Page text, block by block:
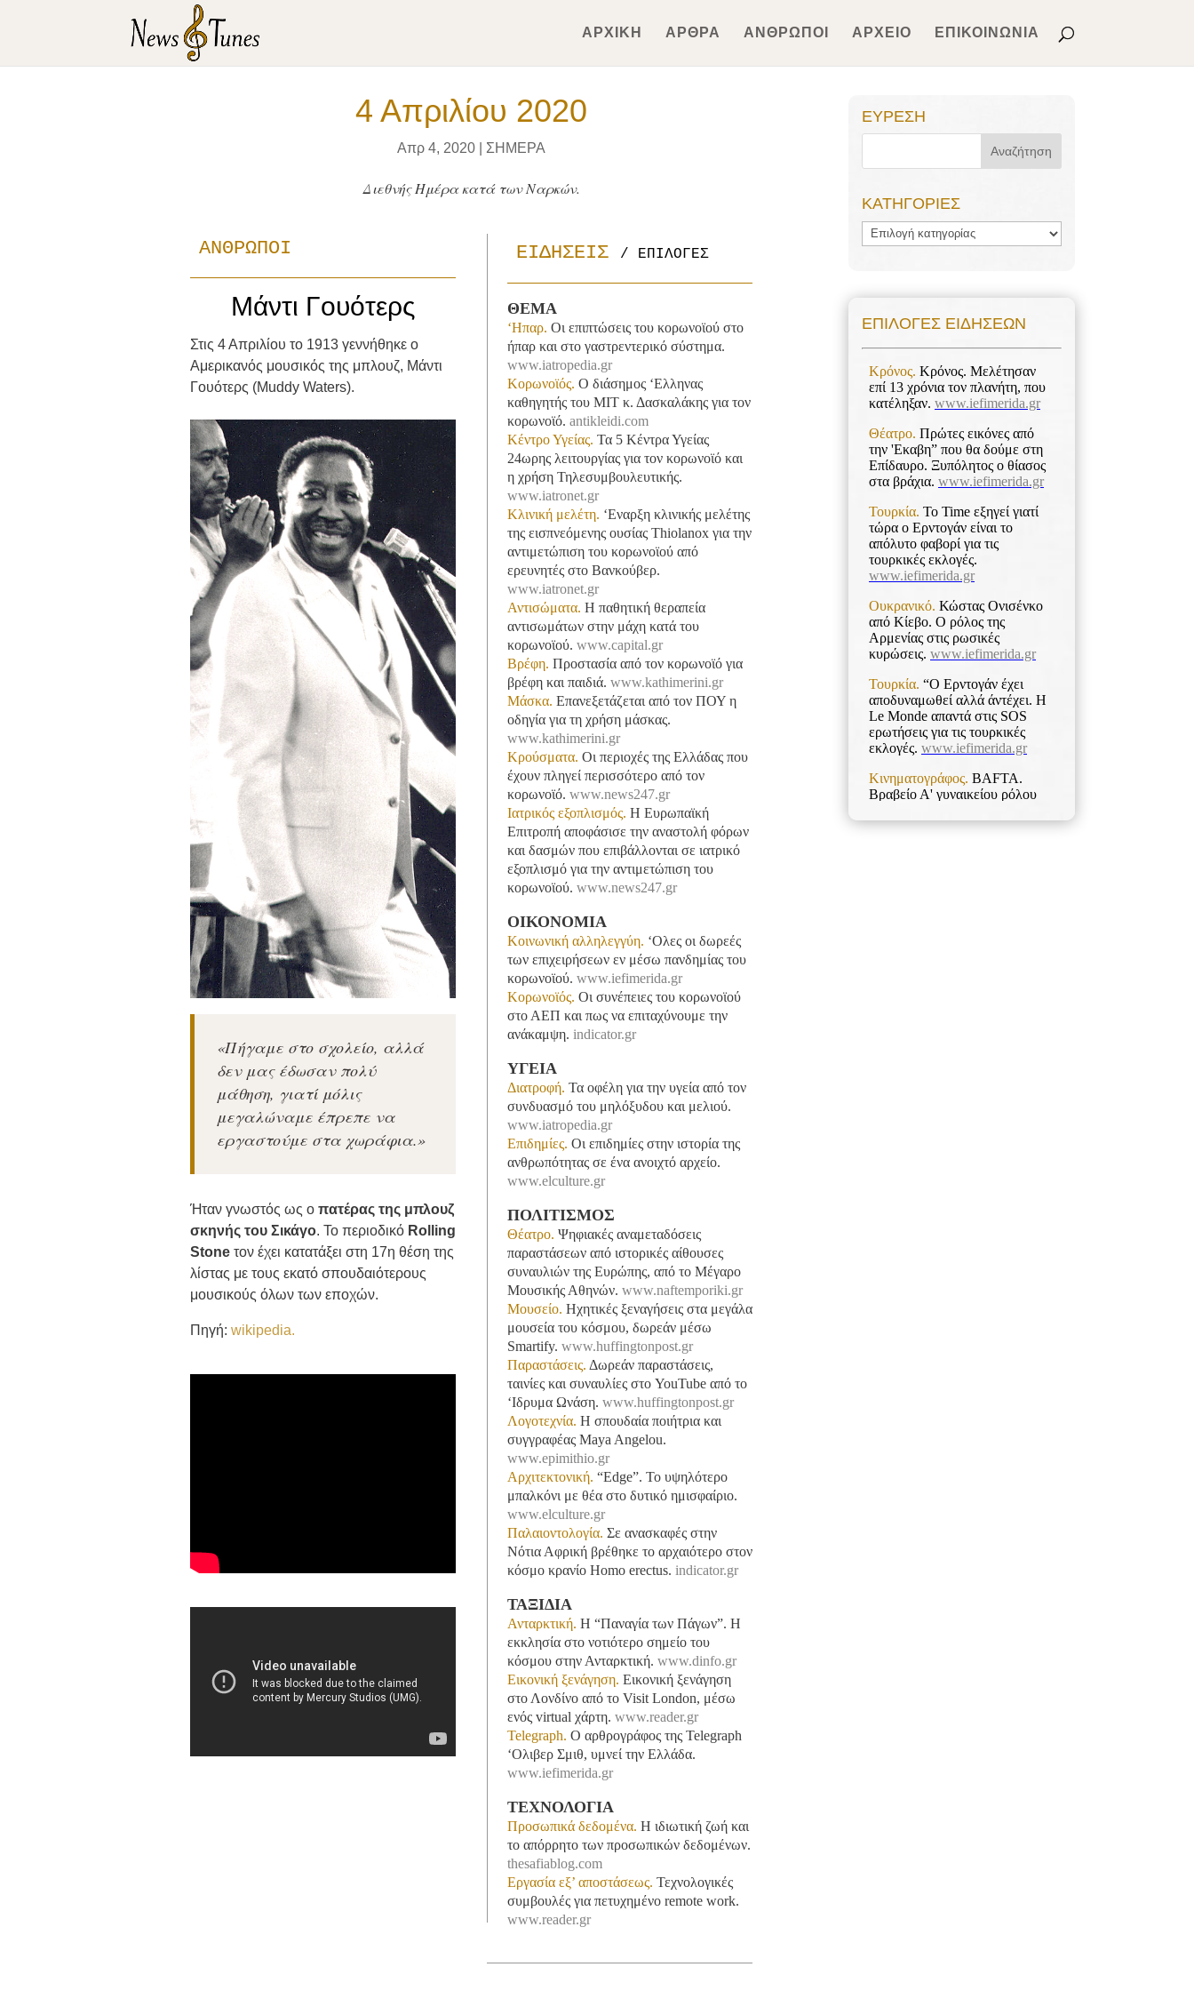
ΑΡΧΙΚΗ ΑΡΘΡΑ ΑΝΘΡΩΠΟΙ ΑΡΧΕΙΟ ΕΠΙΚΟΙΝΩΝΙΑ
4 Απριλίου 2020
Απρ 4, 2020| ΣΗΜΕΡΑ
Διεθνής Ημέρα κατά των Ναρκών.
ΑΝΘΡΩΠΟΙ
Μάντι Γουότερς
Στις 4 Απριλίου το 1913 γεννήθηκε ο
Αμερικανός μουσικός της μπλουζ, Μάντι
Γουότερς (Muddy Waters).
«Πήγαμε στο σχολείο, αλλά
δεν μας έδωσαν πολύ
μάθηση, γιατί μόλις
μεγαλώναμε έπρεπε να
εργαστούμε στα χωράφια.»
Ήταν γνωστός ως ο πατέρας της μπλουζ
σκηνής του Σικάγο. Το περιοδικό Rolling
Stoneτον έχει κατατάξει στη 17η θέση της
λίστας με τους εκατό σπουδαιότερους
μουσικούς όλων των εποχών.
Πηγή: wikipedia.
ΕΙΔΗΣΕΙΣ / ΕΠΙΛΟΓΕΣ
ΘΕΜΑ
‘Ηπαρ. Οι επιπτώσεις του κορωνοϊού στο
ήπαρ και στο γαστρεντερικό σύστημα.
www.iatropedia.gr
Κορωνοϊός. Ο διάσημος ‘Ελληνας
καθηγητής του ΜΙΤ κ. Δασκαλάκης για τον
κορωνοϊό. antikleidi.com
Κέντρο Υγείας. Τα 5 Κέντρα Υγείας
24ωρης λειτουργίας για τον κορωνοϊό και
η χρήση Τηλεσυμβουλευτικής.
www.iatronet.gr
Κλινική μελέτη. ‘Εναρξη κλινικής μελέτης
της εισπνεόμενης ουσίας Thiolanox για την
αντιμετώπιση του κορωνοϊού από
ερευνητές στο Βανκούβερ.
www.iatronet.gr
Αντισώματα. Η παθητική θεραπεία
αντισωμάτων στην μάχη κατά του
κορωνοϊού. www.capital.gr
Βρέφη. Προστασία από τον κορωνοϊό για
βρέφη και παιδιά. www.kathimerini.gr
Μάσκα. Επανεξετάζεται από τον ΠΟΥ η
οδηγία για τη χρήση μάσκας.
www.kathimerini.gr
Κρούσματα. Οι περιοχές της Ελλάδας που
έχουν πληγεί περισσότερο από τον
κορωνοϊό. www.news247.gr
Ιατρικός εξοπλισμός. Η Ευρωπαϊκή
Επιτροπή αποφάσισε την αναστολή φόρων
και δασμών που επιβάλλονται σε ιατρικό
εξοπλισμό για την αντιμετώπιση του
κορωνοϊού. www.news247.gr
ΟΙΚΟΝΟΜΙΑ
Κοινωνική αλληλεγγύη. ‘Ολες οι δωρεές
των επιχειρήσεων εν μέσω πανδημίας του
κορωνοϊού. www.iefimerida.gr
Κορωνοϊός. Οι συνέπειες του κορωνοϊού
στο ΑΕΠ και πως να επιταχύνουμε την
ανάκαμψη. indicator.gr
ΥΓΕΙΑ
Διατροφή. Τα οφέλη για την υγεία από τον
συνδυασμό του μηλόξυδου και μελιού.
www.iatropedia.gr
Επιδημίες. Οι επιδημίες στην ιστορία της
ανθρωπότητας σε ένα ανοιχτό αρχείο.
www.elculture.gr
ΠΟΛΙΤΙΣΜΟΣ
Θέατρο. Ψηφιακές αναμεταδόσεις
παραστάσεων από ιστορικές αίθουσες
συναυλιών της Ευρώπης, από το Μέγαρο
Μουσικής Αθηνών. www.naftemporiki.gr
Μουσείο. Ηχητικές ξεναγήσεις στα μεγάλα
μουσεία του κόσμου, δωρεάν μέσω
Smartify. www.huffingtonpost.gr
Παραστάσεις. Δωρεάν παραστάσεις,
ταινίες και συναυλίες στο YouTube από το
‘Ιδρυμα Ωνάση. www.huffingtonpost.gr
Λογοτεχνία. Η σπουδαία ποιήτρια και
συγγραφέας Maya Angelou.
www.epimithio.gr
Αρχιτεκτονική. “Edge”. Το υψηλότερο
μπαλκόνι με θέα στο δυτικό ημισφαίριο.
www.elculture.gr
Παλαιοντολογία. Σε ανασκαφές στην
Νότια Αφρική βρέθηκε το αρχαιότερο στον
κόσμο κρανίο Homo erectus. indicator.gr
ΤΑΞΙΔΙΑ
Ανταρκτική. Η “Παναγία των Πάγων”. Η
εκκλησία στο νοτιότερο σημείο του
κόσμου στην Ανταρκτική. www.dinfo.gr
Εικονική ξενάγηση. Εικονική ξενάγηση
στο Λονδίνο από το Visit London, μέσω
ενός virtual χάρτη. www.reader.gr
Telegraph. Ο αρθρογράφος της Telegraph
‘Ολιβερ Σμιθ, υμνεί την Ελλάδα.
www.iefimerida.gr
ΤΕΧΝΟΛΟΓΙΑ
Προσωπικά δεδομένα. Η ιδιωτική ζωή και
το απόρρητο των προσωπικών δεδομένων.
thesafiablog.com
Εργασία εξ’ αποστάσεως. Τεχνολογικές
συμβουλές για πετυχημένο remote work.
www.reader.gr
ΕΥΡΕΣΗ
ΚΑΤΗΓΟΡΙΕΣ
ΚΑΤΗΓΟΡΙΕΣ
ΕΠΙΛΟΓΕΣ ΕΙΔΗΣΕΩΝ